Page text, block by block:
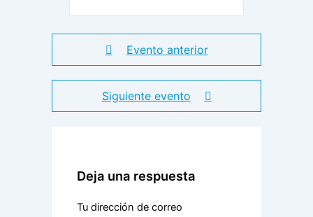
Evento anterior
Siguiente evento
Deja una respuesta
Tu dirección de correo